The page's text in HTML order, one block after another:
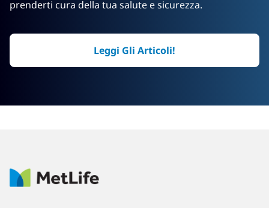
prenderti cura della tua salute e sicurezza.
Leggi Gli Articoli!